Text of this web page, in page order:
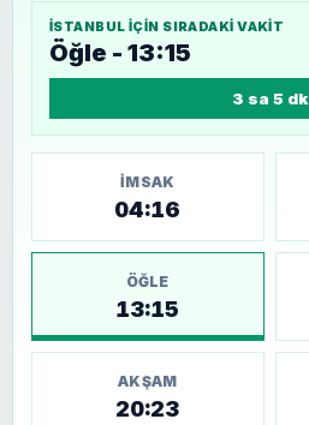
İSTANBUL IÇIN SIRADAKI VAKIT
Öğle - 13:15
3 sa 5 dk
İMSAK
04:16
ÖĞLE
13:15
AKŞAM
20:23